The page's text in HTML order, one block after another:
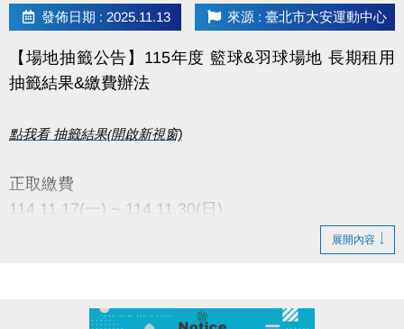
APPLE 傳送門點我(另開新視窗)
google play 傳送門點我(另開新視窗)
●網路報名須要註冊小朋友的帳號，才可以報名喔！
發佈日期 : 2025.11.13 來源 : 臺北市大安運動中心
【場地抽籤公告】115年度 籃球&羽球場地 長期租用
抽籤結果&繳費辦法
點我看 抽籤結果(開啟新視窗)
正取繳費
114.11.17(一) ~ 114.11.30(日)
114.12.1(一) ~ 114.12.7(日)
展開內容